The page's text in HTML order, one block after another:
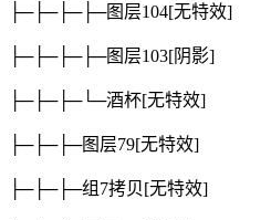
├─├─├─├─图层104[无特效]
├─├─├─├─图层103[阴影]
├─├─├─└─酒杯[无特效]
├─├─├─图层79[无特效]
├─├─├─组7拷贝[无特效]